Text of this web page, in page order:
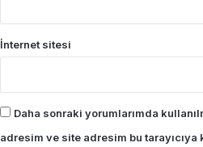
İnternet sitesi
Daha sonraki yorumlarımda
adresim ve site adresim bu